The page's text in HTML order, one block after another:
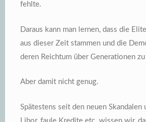
fehlte.
Daraus kann man lernen, dass die
aus dieser Zeit stammen und die
deren Reichtum über Generationen
Aber damit nicht genug.
Spätestens seit den neuen Skandalen
Libor, faule Kredite etc. wissen wir,